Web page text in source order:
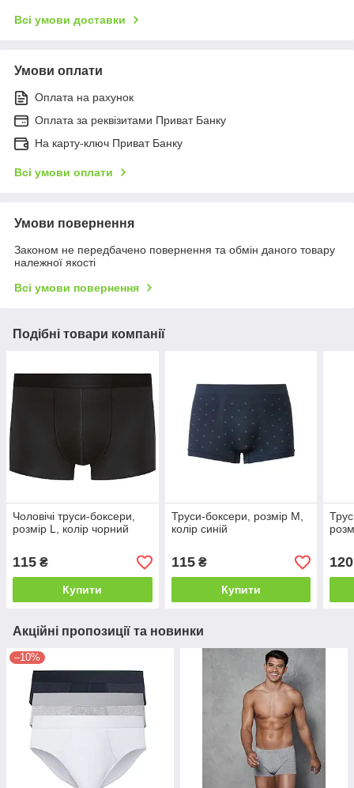
Всі умови доставки
Умови оплати
Оплата на рахунок
Оплата за реквізитами Приват Банку
На карту-ключ Приват Банку
Всі умови оплати
Умови повернення
Законом не передбачено повернення та обмін даного товару
належної якості
Всі умови повернення
Подібні товари компанії
Чоловічі труси-боксери,
розмір L, колір чорний
115 ₴
Купити
Труси-боксери, розмір M,
колір синій
115₴
Купити
120
Акційні пропозиції та новинки
–10%